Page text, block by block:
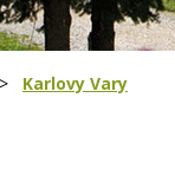
Karlovy Vary